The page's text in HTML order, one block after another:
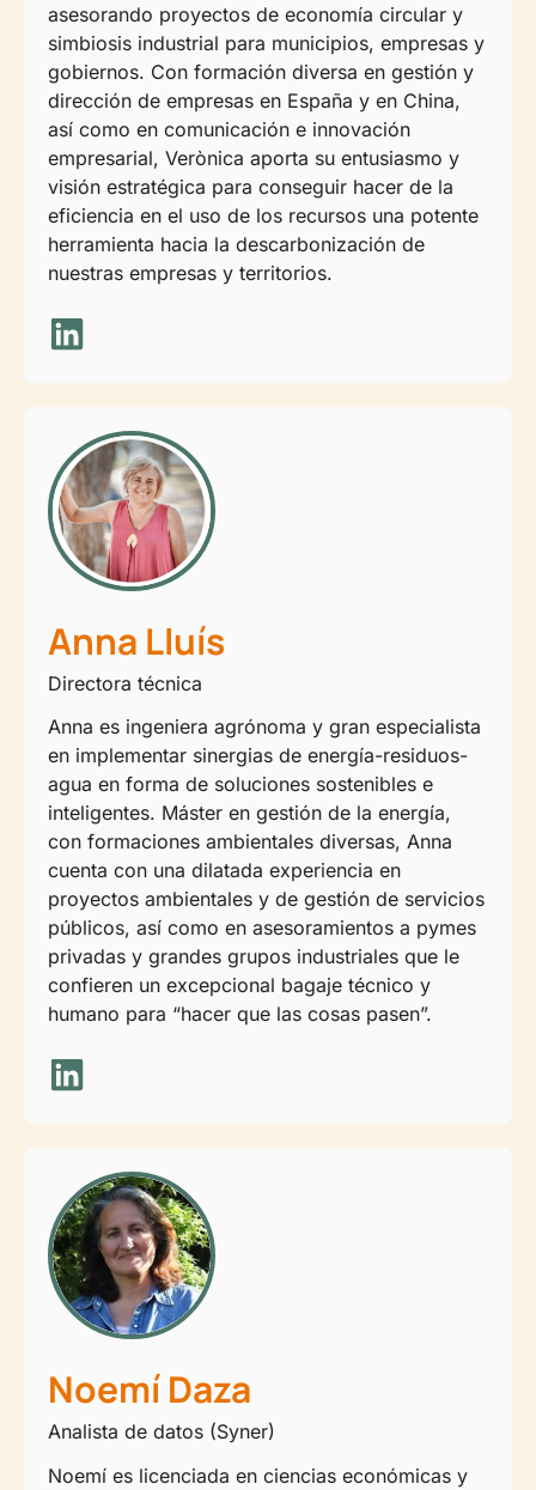
asesorando proyectos de economía circular y
simbiosis industrial para municipios, empresas y
gobiernos. Con formación diversa en gestión y
dirección de empresas en España y en China,
así como en comunicación e innovación
empresarial, Verònica aporta su entusiasmo y
visión estratégica para conseguir hacer de la
eficiencia en el uso de los recursos una potente
herramienta hacia la descarbonización de
nuestras empresas y territorios.
Anna Lluís
Directora técnica
Anna es ingeniera agrónoma y gran especialista
en implementar sinergias de energía-residuos-
agua en forma de soluciones sostenibles e
inteligentes. Máster en gestión de la energía,
con formaciones ambientales diversas, Anna
cuenta con una dilatada experiencia en
proyectos ambientales y de gestión de servicios
públicos, así como en asesoramientos a pymes
privadas y grandes grupos industriales que le
confieren un excepcional bagaje técnico y
humano para “hacer que las cosas pasen”.
Noemí Daza
Analista de datos (Syner)
Noemí es licenciada en ciencias económicas y